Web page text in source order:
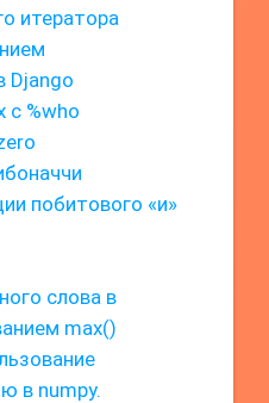
итератора
Django
с %who
побитового «и»
слова в
max()
в numpy.